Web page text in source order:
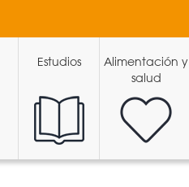
Estudios
Alimentación y
salud